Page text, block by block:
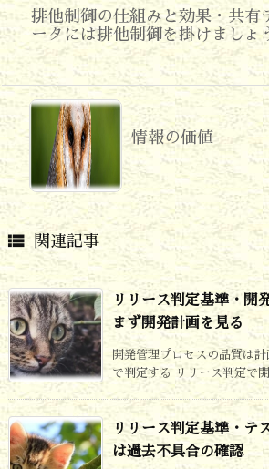
排他制御の仕組みと効果・共有
ータには排他制御を掛けましょ
情報の価値
 関連記事
リリース判定基準・開
まず開発計画を見る
開発管理プロセスの品質は
で判定する リリース判定で
リリース判定基準・テ
は過去不具合の確認